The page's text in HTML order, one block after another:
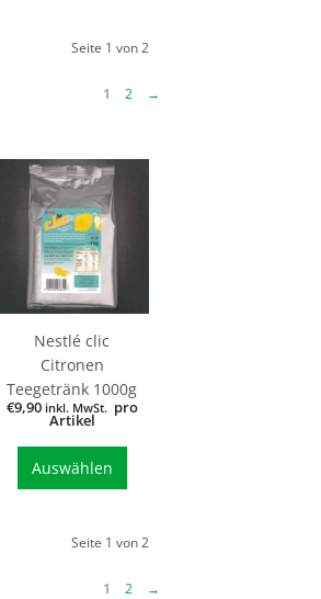
Seite 1 von 2
1 2 →
Nestlé clic
Citronen
Teegetränk 1000g
€9,90 inkl. MwSt. pro
Artikel
Auswählen
Seite 1 von 2
1 2 →